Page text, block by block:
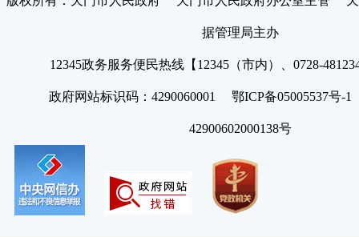
据管理局主办
12345政务服务便民热线【12345（市内）、0728-
政府网站标识码：4290060001 鄂ICP备05005537号
42900602000138号